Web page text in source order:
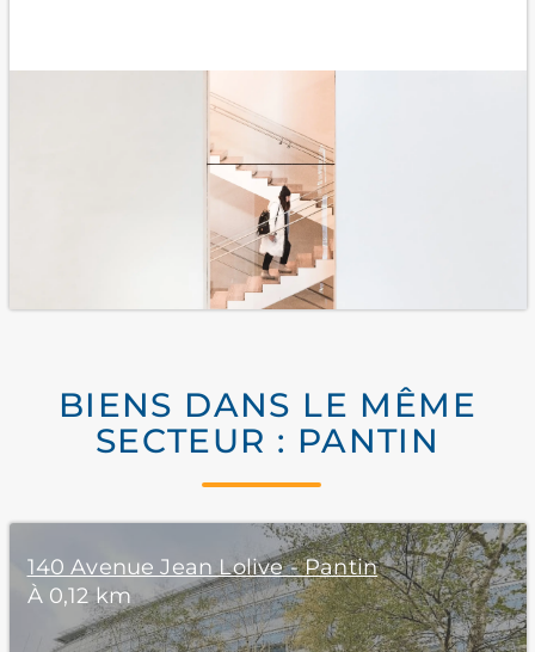
BIENS DANS LE MÊME
SECTEUR : PANTIN
140 Avenue Jean Lolive - Pantin
À 0,12 km